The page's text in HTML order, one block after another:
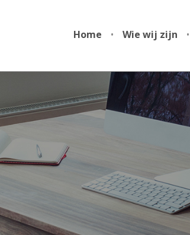
Home • Wie wij zijn •